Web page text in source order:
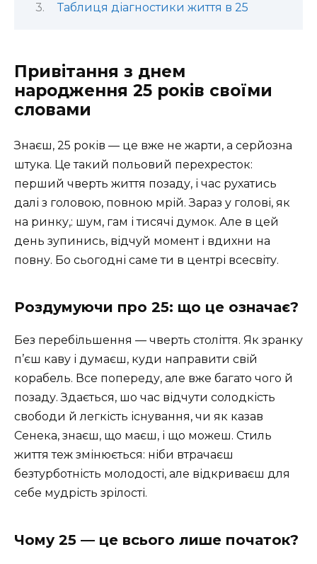
Таблиця діагностики життя в 25
Привітання з днем
народження 25 років своїми
словами
Знаєш, 25 років — це вже не жарти, а серйозна
штука. Це такий польовий перехресток:
перший чверть життя позаду, і час рухатись
далі з головою, повною мрій. Зараз у голові, як
на ринку,: шум, гам і тисячі думок. Але в цей
день зупинись, відчуй момент і вдихни на
повну. Бо сьогодні саме ти в центрі всесвіту.
Роздумуючи про 25: що це означає?
Без перебільшення — чверть століття. Як зранку
п’єш каву і думаєш, куди направити свій
корабель. Все попереду, але вже багато чого й
позаду. Здається, шо час відчути солодкість
свободи й легкість існування, чи як казав
Сенека, знаєш, що маєш, і що можеш. Стиль
життя теж змінюється: ніби втрачаєш
безтурботність молодості, але відкриваєш для
себе мудрість зрілості.
Чому 25 — це всього лише початок?